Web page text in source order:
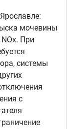
мочевины
При
системы
с